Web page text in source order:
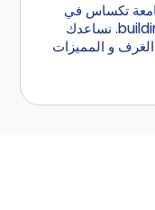
تكساس في
أوستن مع كاسيتا في اكثر من 0 buildings. نساعدك
و المميزات